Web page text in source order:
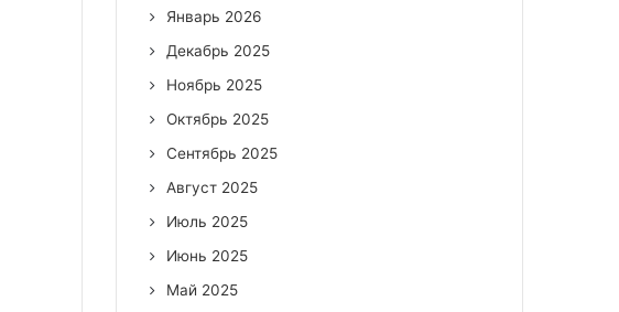
Январь 2026
Декабрь 2025
Ноябрь 2025
Октябрь 2025
Сентябрь 2025
Август 2025
Июль 2025
Июнь 2025
Май 2025